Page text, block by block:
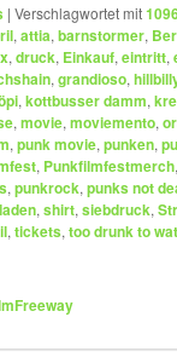
|Verschlagwortet mit
,attia,barnstormer,
,druck, Einkauf,eintritt,
,grandioso,
,kottbusser damm,
,movie,moviemento,
,punk movie,punken,
, Punkfilmfestmerch
,punkrock,punks not
,shirt,siebdruck,
,tickets,too drunk to